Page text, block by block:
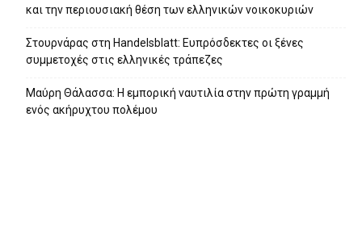
και την περιουσιακή θέση των ελληνικών νοικοκυριών
Στουρνάρας στη Handelsblatt: Ευπρόσδεκτες οι ξένες
συμμετοχές στις ελληνικές τράπεζες
Μαύρη Θάλασσα: Η εμπορική ναυτιλία στην πρώτη γραμμή
ενός ακήρυχτου πολέμου